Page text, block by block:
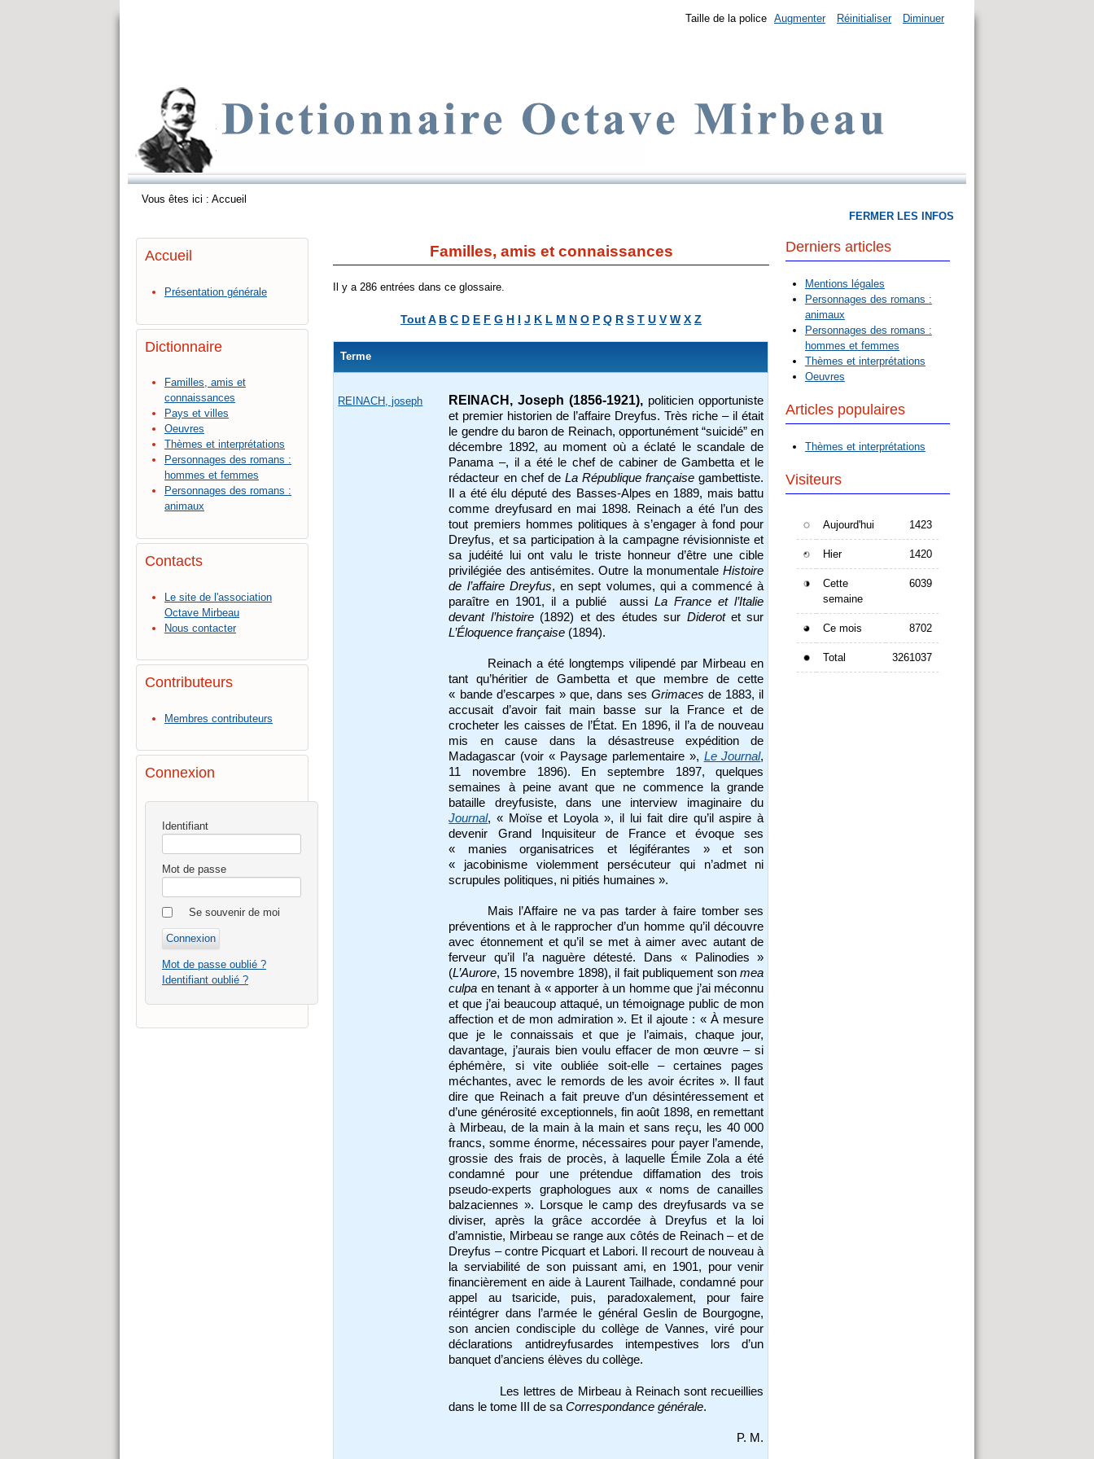
Taille de la police Augmenter Réinitialiser Diminuer
Vous êtes ici : Accueil
Accueil
Présentation générale
Dictionnaire
Familles, amis et
connaissances
Pays et villes
Oeuvres
Thèmes et interprétations
Personnages des romans :
hommes et femmes
Personnages des romans :
animaux
Contacts
Le site de l'association
Octave Mirbeau
Nous contacter
Contributeurs
Membres contributeurs
Connexion
Identifiant
Mot de passe
Se souvenir de moi
Mot de passe oublié ?
Identifiant oublié ?
Familles, amis et connaissances
Il y a 286 entrées dans ce glossaire.
ToutA B C D E F G H I J K L M N O P Q R S T U V W X Z
Terme
REINACH, joseph REINACH, Joseph (1856-1921), politicien opportuniste
et premier historien de l’affaire Dreyfus. Très riche – il était
le gendre du baron de Reinach, opportunément “suicidé” en
décembre 1892, au moment où a éclaté le scandale de
Panama –, il a été le chef de cabiner de Gambetta et le
rédacteur en chef de La République française gambettiste.
Il a été élu député des Basses-Alpes en 1889, mais battu
comme dreyfusard en mai 1898. Reinach a été l’un des
tout premiers hommes politiques à s’engager à fond pour
Dreyfus, et sa participation à la campagne révisionniste et
sa judéité lui ont valu le triste honneur d’être une cible
privilégiée des antisémites. Outre la monumentaleHistoire
de l’affaire Dreyfus, en sept volumes, qui a commencé à
paraître en 1901, il a publié aussiLa France et l’Italie
devant l’histoire(1892) et des études sur Diderotet sur
L’Éloquence française (1894).
Reinach a été longtemps vilipendé par Mirbeau en
tant qu’héritier de Gambetta et que membre de cette
« bande d’escarpes » que, dans ses Grimaces de 1883, il
accusait d’avoir fait main basse sur la France et de
crocheter les caisses de l’État. En 1896, il l’a de nouveau
mis en cause
dans la désastreuse expédition de
Madagascar (voir « Paysage parlementaire », Le Journal,
11 novembre 1896). En septembre 1897, quelques
semaines à peine avant que ne commence la grande
bataille dreyfusiste, dans une interview imaginaire du
Journal, « Moïse et Loyola », il lui fait dire qu’il aspire à
devenir Grand Inquisiteur de France et évoque ses
« manies organisatrices et légiférantes » et son
« jacobinisme violemment persécuteur qui n’admet ni
scrupules politiques, ni pitiés humaines ».
Mais l’Affaire ne va pas tarder à faire tomber ses
préventions et à le rapprocher d’un homme qu’il découvre
avec étonnement et qu’il se met à aimer avec autant de
ferveur qu’il l’a naguère détesté. Dans « Palinodies »
(L’Aurore, 15 novembre 1898), il fait publiquement sonmea
culpa en tenant à « apporter à un homme que j’ai méconnu
et que j’ai beaucoup attaqué, un témoignage public de mon
affection et de mon admiration ». Et il ajoute : « À mesure
que je le connaissais et que je l’aimais, chaque jour,
davantage, j’aurais bien voulu effacer de mon œuvre – si
éphémère, si vite oubliée soit-elle – certaines pages
méchantes, avec le remords de les avoir écrites ». Il faut
dire que Reinach a fait preuve d’un désintéressement et
d’une générosité exceptionnels, fin août 1898, en remettant
à Mirbeau, de la main à la main et sans reçu, les 40 000
francs, somme énorme, nécessaires pour payer l’amende,
grossie des frais de procès, à laquelle Émile Zola a été
condamné pour une prétendue diffamation des trois
pseudo-experts graphologues aux « noms de canailles
balzaciennes ». Lorsque le camp des dreyfusards va se
diviser, après la grâce accordée à Dreyfus et la loi
d’amnistie, Mirbeau se range aux côtés de Reinach – et de
Dreyfus – contre Picquart et Labori. Il recourt de nouveau à
la serviabilité de son puissant ami, en 1901, pour venir
financièrement en aide à Laurent Tailhade, condamné pour
appel au tsaricide, puis, paradoxalement, pour faire
réintégrer dans l’armée le général Geslin de Bourgogne,
son ancien condisciple du collège de Vannes, viré pour
déclarations antidreyfusardes intempestives lors d’un
banquet d’anciens élèves du collège.
Les lettres de Mirbeau à Reinach sont recueillies
dans le tome III de saCorrespondance générale.
P. M.
FERMER LES INFOS
Derniers articles
Mentions légales
Personnages des romans :
animaux
Personnages des romans :
hommes et femmes
Thèmes et interprétations
Oeuvres
Articles populaires
Thèmes et interprétations
Visiteurs
Aujourd'hui 1423
Hier 1420
Cette
semaine
6039
Ce mois 8702
Total 3261037